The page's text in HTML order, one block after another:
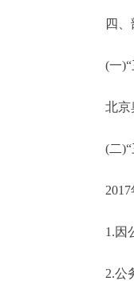
四、部
(一)“
北京奥
(二)“三
2017年
1.因公
2.公务